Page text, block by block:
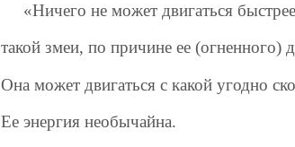
«Ничего не может двигаться быстрее
такой змеи, по причине ее (огненного)
Она может двигаться с какой угодно
Ее энергия необычайна.